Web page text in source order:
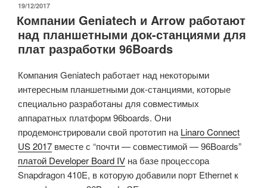
A.I.
платформы
для
HiKey
970,
Ultra96,
ROCK960
версии
PRO
и
Enterprise»
ОПУБЛИКОВАНО
19/12/2017
Компании Geniatech и Arrow работают
над планшетными док-станциями для
плат разработки 96Boards
Компания Geniatech работает над некоторыми
интересным планшетными док-станциями, которые
специально разработаны для совместимых
аппаратных платформ 96boards. Они
продемонстрировали свой прототип на Linaro Connect
US 2017 вместе с “почти — совместимой — 96Boards”
платой Developer Board IV на базе процессора
Snapdragon 410E, в которую добавили порт Ethernet к